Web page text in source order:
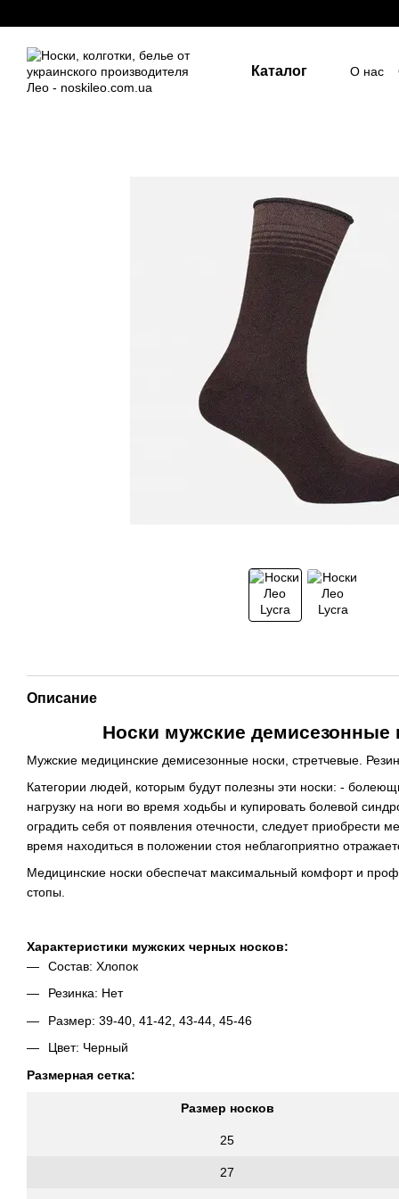
Каталог О нас
Описание
Носки мужские демисезонные
Мужские медицинские демисезонные носки, стретчевые.
Категории людей, которым будут полезны эти носки: -
нагрузку на ноги во время ходьбы и купировать болевой
оградить себя от появления отечности, следует приобрести
время находиться в положении стоя неблагоприятно
Медицинские носки обеспечат максимальный комфорт и
стопы.
Характеристики мужских черных носков:
Состав: Хлопок
Резинка: Нет
Размер: 39-40, 41-42, 43-44, 45-46
Цвет: Черный
Размерная сетка:
Размер носков
25
27